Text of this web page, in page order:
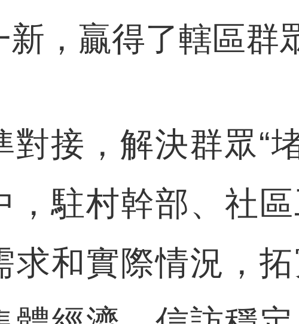
，贏得了轄區群
，解決群眾“堵
，駐村幹部、社
求和實際情況，